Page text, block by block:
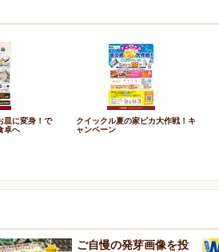
皿に変身！で
卓へ
クイックル夏の家ピカ大作戦！キ
ャンペーン
ご自慢の発芽画像を投